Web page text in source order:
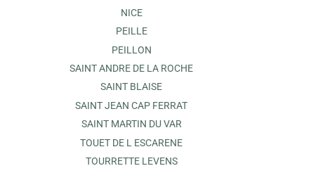
NICE
PEILLE
PEILLON
SAINT ANDRE DE LA ROCHE
SAINT BLAISE
SAINT JEAN CAP FERRAT
SAINT MARTIN DU VAR
TOUET DE L ESCARENE
TOURRETTE LEVENS